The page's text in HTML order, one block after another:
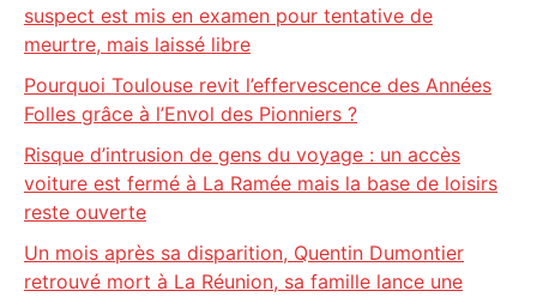
suspect est mis en examen pour tentative de
meurtre, mais laissé libre
Pourquoi Toulouse revit l’effervescence des Années
Folles grâce à l’Envol des Pionniers ?
Risque d’intrusion de gens du voyage : un accès
voiture est fermé à La Ramée mais la base de loisirs
reste ouverte
Un mois après sa disparition, Quentin Dumontier
retrouvé mort à La Réunion, sa famille lance une